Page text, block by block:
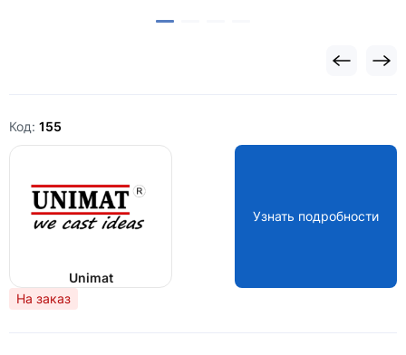
Код: 155
Unimat
Узнать подробности
На заказ